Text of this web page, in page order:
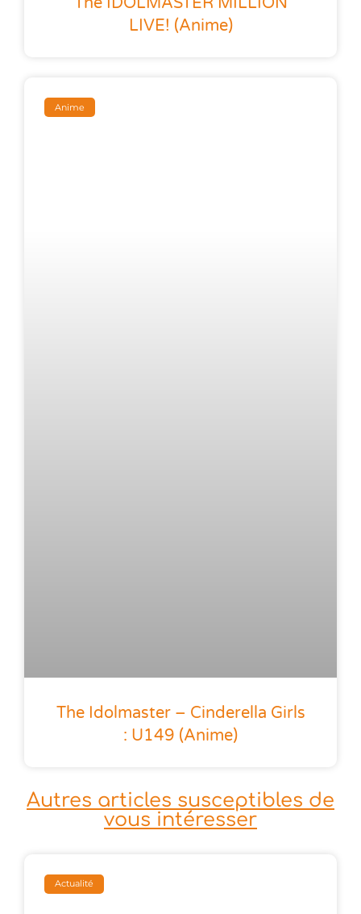
LIVE! (anime)
Anime
The Idolmaster – Cinderella Girls
: U149 (anime)
Autres articles susceptibles de
vous intéresser
Actualité